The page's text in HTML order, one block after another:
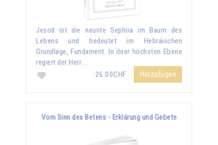
Jesod ist die neunte Sephira im Baum des
Lebens und bedeutet im Hebräischen
Grundlage, Fundament. In ihrer höchsten Ebene
regiert der Herr …
26.00CHF
Hinzufügen
Vom Sinn des Betens - Erklärung und Gebete